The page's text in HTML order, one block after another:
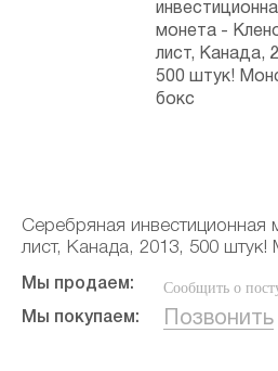
Серебряная инвестиционная
лист, Канада, 2013, 500 штук!
Мы продаем: Сообщить о
Мы покупаем: Позвонить